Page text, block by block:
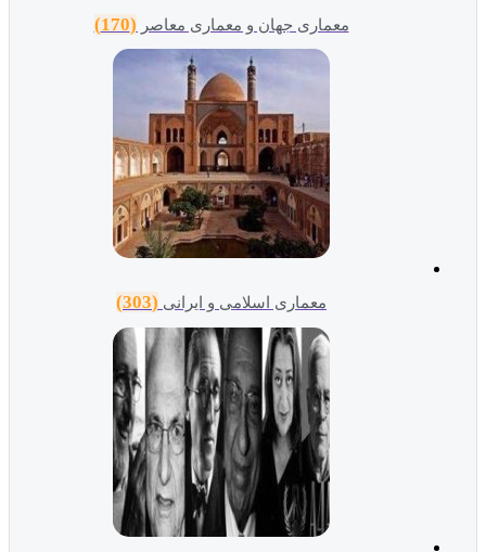
معماری جهان و معماری معاصر(170)
معماری اسلامی و ایرانی (303)